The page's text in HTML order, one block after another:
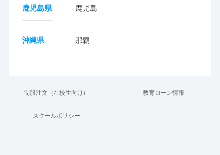
鹿児島県 鹿児島
沖縄県 那覇
制服注文（在校生向け） 教育ローン情報
スクールポリシー